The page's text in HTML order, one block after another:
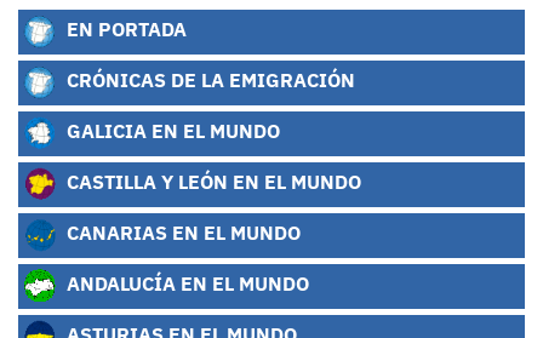
EN PORTADA
CRÓNICAS DE LA EMIGRACIÓN
GALICIA EN EL MUNDO
CASTILLA Y LEÓN EN EL MUNDO
CANARIAS EN EL MUNDO
ANDALUCÍA EN EL MUNDO